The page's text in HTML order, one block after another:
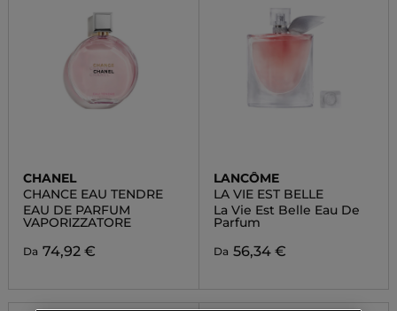
CHANEL
CHANCE EAU TENDRE
EAU DE PARFUM
VAPORIZZATORE
Da 74,92 €
LANCÔME
LA VIE EST BELLE
La Vie Est Belle Eau De
Parfum
Da 56,34 €